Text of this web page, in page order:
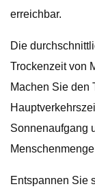
erreichbar.
Die
Trockenzeit von
Machen Sie den
Sonnenaufgang
Entspannen Sie